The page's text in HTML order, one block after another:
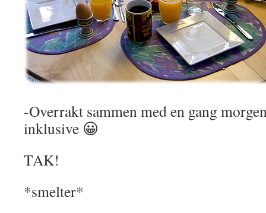
-Overrakt sammen med en gang
inklusive 😀
TAK!
*smelter*